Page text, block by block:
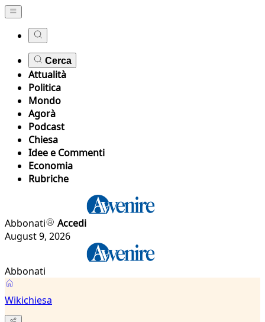
Cerca
Attualità
Politica
Mondo
Agorà
Podcast
Chiesa
Idee e Commenti
Economia
Rubriche
Abbonati
Accedi
August 9, 2026
Abbonati
Wikichiesa